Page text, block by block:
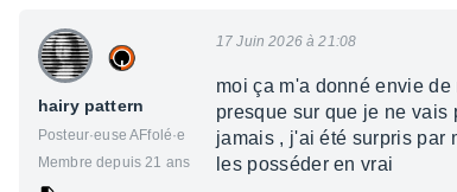
hairy pattern
Posteur·euse AFfolé·e
Membre depuis 21 ans
17 Juin 2026 à 21:08
moi ça m'a donné envie
presque sur que je ne vais
jamais , j'ai été surpris par
les posséder en vrai